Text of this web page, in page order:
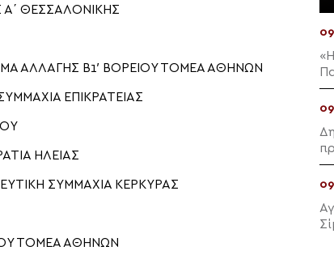
ΘΕΣΣΑΛΟΝΙΚΗΣ
ΑΛΛΑΓΗΣ Β1′ ΒΟΡΕΙΟΥ ΤΟΜΕΑ ΑΘΗΝΩΝ
ΕΠΙΚΡΑΤΕΙΑΣ
ΗΛΕΙΑΣ
ΣΥΜΜΑΧΙΑ ΚΕΡΚΥΡΑΣ
ΤΟΜΕΑ ΑΘΗΝΩΝ